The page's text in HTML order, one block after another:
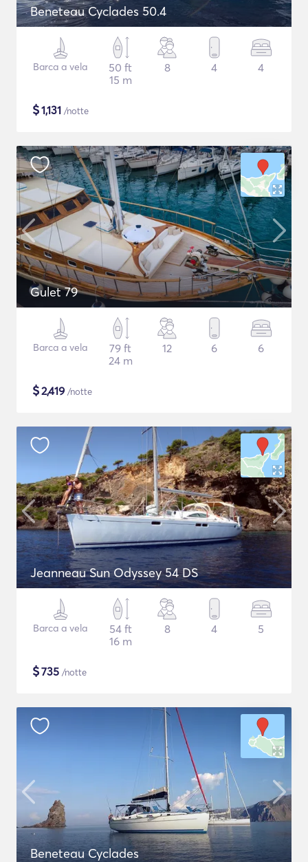
Beneteau Cyclades 50.4
Barca a vela
50 ft
15 m
8 4 4
$1,131 /notte
Gulet 79
Barca a vela
79 ft
24 m
12 6 6
$2,419 /notte
Jeanneau Sun Odyssey 54 DS
Barca a vela
54 ft
16 m
8 4 5
$735 /notte
Beneteau Cyclades